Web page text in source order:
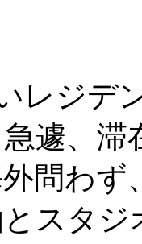
レジデ
遽、
問わ
スタ